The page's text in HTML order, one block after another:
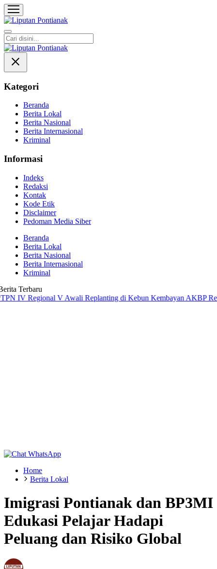
Liputan Pontianak
Berita Terkini dan TerUpdate
Kategori
Beranda
Berita Lokal
Berita Nasional
Berita Internasional
Kriminal
Informasi
Indeks
Redaksi
Kontak
Kode Etik
Disclaimer
Pedoman Media Siber
Beranda
Berita Lokal
Berita Nasional
Berita Internasional
Kriminal
Terbaru
V Awali Replanting di Kebun KembayanAKBP Rensa S.
Home
Berita Lokal
Imigrasi Pontianak dan BP3MI
Edukasi Pelajar Hadapi
Peluang dan Risiko Global